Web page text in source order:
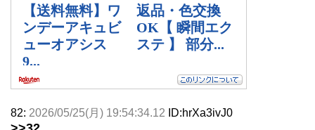
82: 2026/05/25(月) 19:54:34.12 ID:hrXa3ivJ0